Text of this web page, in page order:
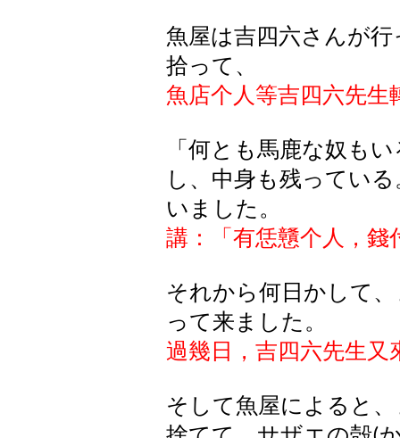
魚屋は吉四六さんが
拾って、
魚店个人等吉四六先生
「何とも馬鹿な奴も
し 、中身も残っている
いました 。
講：「有恁戇个人，錢
それから何日かして
って来ました。
過幾日，吉四六先生又
そして魚屋によると